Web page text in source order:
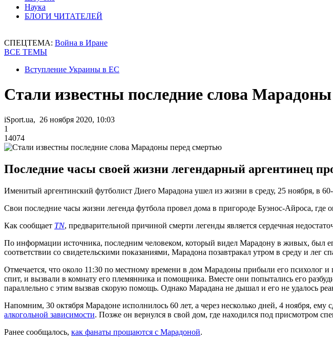
Наука
БЛОГИ ЧИТАТЕЛЕЙ
СПЕЦТЕМА: Война в Иране
ВСЕ ТЕМЫ
Вступление Украины в ЕС
Стали известны последние слова
iSport.ua, 26 ноября 2020, 10:03
1
14074
Последние часы своей жизни легендарный аргентинец
Именитый аргентинский футболист Диего Марадона ушел из жизни в среду, 25 ноября, в 60-
Свои последние часы жизни легенда футбола провел дома в пригороде Буэнос-Айроса, где
Как сообщает TN, предварительной причиной смерти легенды является сердечная
По информации источника, последним человеком, который видел Марадону в живых, был
соответствии со свидетельскими показаниями, Марадона позавтракал утром в среду и лег
Отмечается, что около 11:30 по местному времени в дом Марадоны прибыли его психолог
спит, и вызвали в комнату его племянника и помощника. Вместе они попытались его
параллельно с этим вызвав скорую помощь. Однако Марадана не дышал и его не удалось
Напомним, 30 октября Марадоне исполнилось 60 лет, а через несколько дней, 4 ноября,
алкогольной зависимости. Позже он вернулся в свой дом, где находился под присмотром
Ранее сообщалось, как фанаты прощаются с Марадоной.